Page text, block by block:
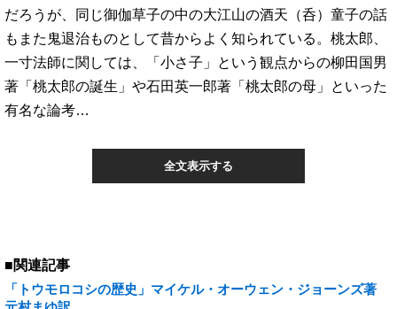
だろうが、同じ御伽草子の中の大江山の酒天（呑）童子の話
もまた鬼退治ものとして昔からよく知られている。桃太郎、
一寸法師に関しては、「小さ子」という観点からの柳田国男
著「桃太郎の誕生」や石田英一郎著「桃太郎の母」といった
有名な論考…
全文表示する
■関連記事
「トウモロコシの歴史」マイケル・オーウェン・ジョーンズ著